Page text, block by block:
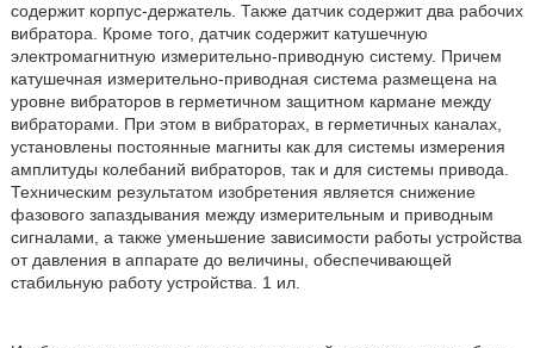
содержит корпус-держатель. Также датчик содержит два рабочих
вибратора. Кроме того, датчик содержит катушечную
электромагнитную измерительно-приводную систему. Причем
катушечная измерительно-приводная система размещена на
уровне вибраторов в герметичном защитном кармане между
вибраторами. При этом в вибраторах, в герметичных каналах,
установлены постоянные магниты как для системы измерения
амплитуды колебаний вибраторов, так и для системы привода.
Техническим результатом изобретения является снижение
фазового запаздывания между измерительным и приводным
сигналами, а также уменьшение зависимости работы устройства
от давления в аппарате до величины, обеспечивающей
стабильную работу устройства. 1 ил.